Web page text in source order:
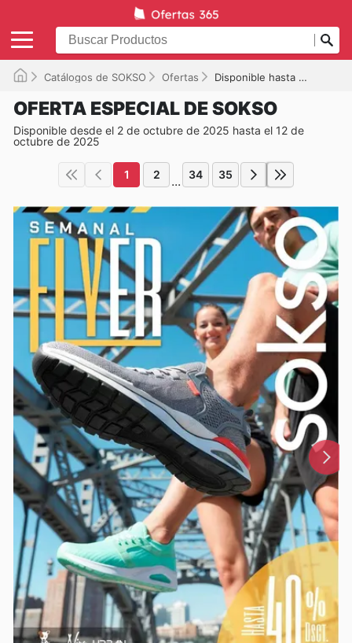
Catálogos de SOKSO Ofertas Disponible hasta el 12/10/2025
OFERTA ESPECIAL DE SOKSO
Disponible desde el 2 de octubre de 2025 hasta el 12 de
octubre de 2025
1 2 ... 34 35